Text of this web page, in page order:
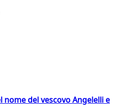
del vescovo Angelelli e